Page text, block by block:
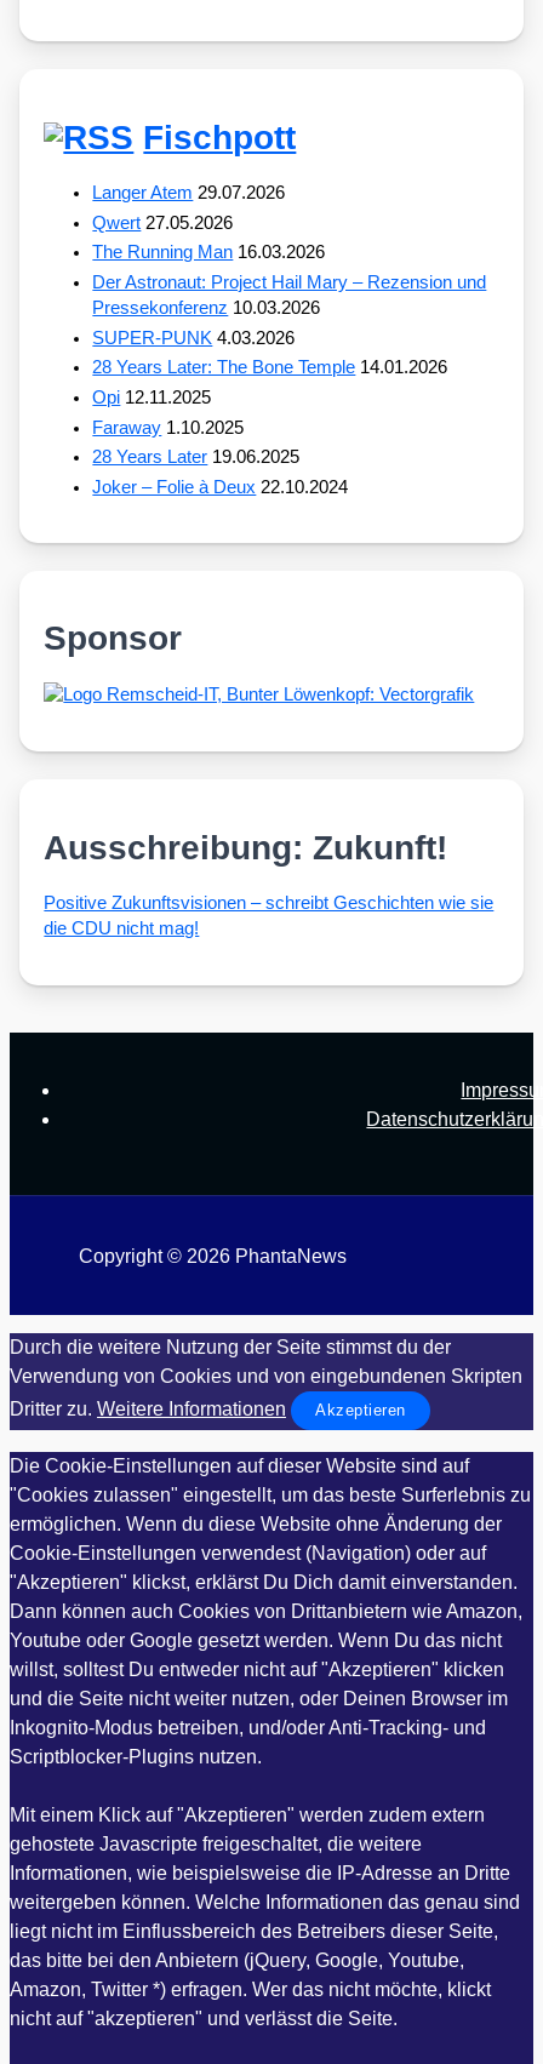
Fischpott
Langer Atem 29.07.2026
Qwert 27.05.2026
The Running Man 16.03.2026
Der Astronaut: Project Hail Mary – Rezension und
Pressekonferenz 10.03.2026
SUPER-PUNK 4.03.2026
28 Years Later: The Bone Temple 14.01.2026
Opi 12.11.2025
Faraway 1.10.2025
28 Years Later 19.06.2025
Joker – Folie à Deux 22.10.2024
Sponsor
Ausschreibung: Zukunft!
Posi­ti­ve Zukunfts­vi­sio­nen – schreibt Geschich­ten wie sie
die CDU nicht mag!
Copyright © 2026 PhantaNews
Durch die weitere Nutzung der Seite stimmst du der
Verwendung von Cookies und von eingebundenen Skripten
Dritter zu. Weitere Informationen Akzeptieren
Die Cookie-Einstellungen auf dieser Website sind auf
"Cookies zulassen" eingestellt, um das beste Surferlebnis zu
ermöglichen. Wenn du diese Website ohne Änderung der
Cookie-Einstellungen verwendest (Navigation) oder auf
"Akzeptieren" klickst, erklärst Du Dich damit einverstanden.
Dann können auch Cookies von Drittanbietern wie Amazon,
Youtube oder Google gesetzt werden. Wenn Du das nicht
willst, solltest Du entweder nicht auf "Akzeptieren" klicken
und die Seite nicht weiter nutzen, oder Deinen Browser im
Inkognito-Modus betreiben, und/oder Anti-Tracking- und
Scriptblocker-Plugins nutzen.
Mit einem Klick auf "Akzeptieren" werden zudem extern
gehostete Javascripte freigeschaltet, die weitere
Informationen, wie beispielsweise die IP-Adresse an Dritte
weitergeben können. Welche Informationen das genau sind
liegt nicht im Einflussbereich des Betreibers dieser Seite,
das bitte bei den Anbietern (jQuery, Google, Youtube,
Amazon, Twitter *) erfragen. Wer das nicht möchte, klickt
nicht auf "akzeptieren" und verlässt die Seite.